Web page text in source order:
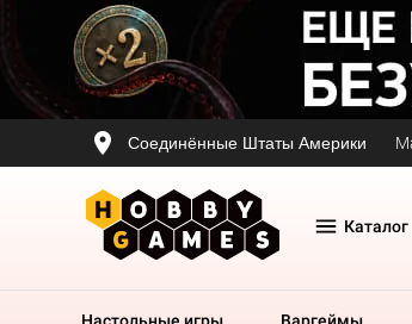
Соединённые Штаты Америки
Каталог